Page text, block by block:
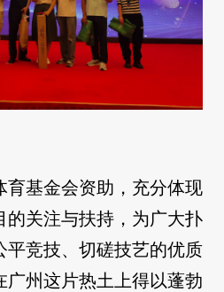
育基金会资助，充分体现
的关注与扶持，为广大扑
平竞技、切磋技艺的优质
广州这片热土上得以蓬勃